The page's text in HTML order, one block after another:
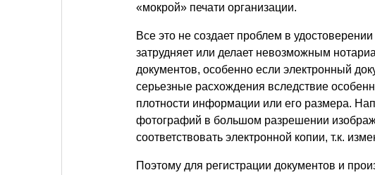
«мокрой» печати организации.
Все это не создает проблем в
затрудняет или делает невозможным
документов, особенно если электронный
серьезные расхождения вследствие
плотности информации или его размера.
фотографий в большом разрешении
соответствовать электронной копии, т.к.
Поэтому для регистрации документов и